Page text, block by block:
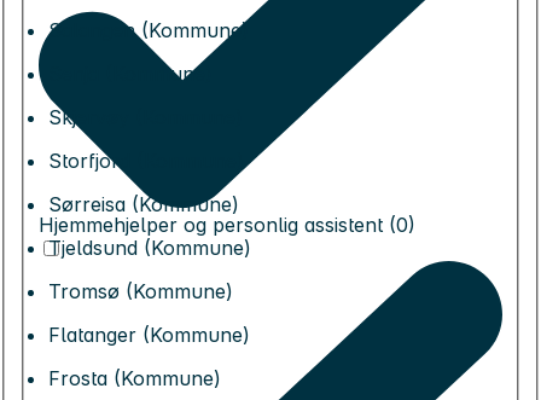
Salangen (Kommune)
Senja (Kommune)
Skjervøy (Kommune)
Storfjord (Kommune)
Sørreisa (Kommune)
Tjeldsund (Kommune)
Tromsø (Kommune)
Flatanger (Kommune)
Frosta (Kommune)
Hjemmehjelper og personlig assistent (0)